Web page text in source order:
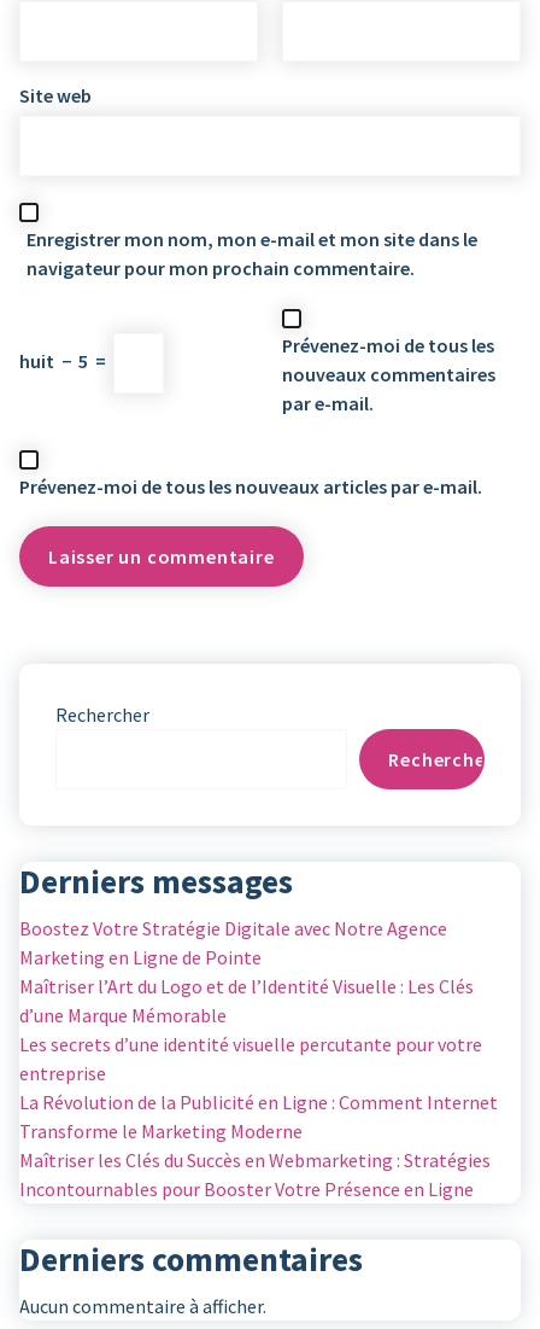
Site web
Enregistrer mon nom, mon e-mail et mon site dans le
navigateur pour mon prochain commentaire.
huit − 5 =
Prévenez-moi de tous les
nouveaux commentaires
par e-mail.
Prévenez-moi de tous les nouveaux articles par e-mail.
Rechercher
Rechercher
Derniers messages
Boostez Votre Stratégie Digitale avec Notre Agence
Marketing en Ligne de Pointe
Maîtriser l’Art du Logo et de l’Identité Visuelle : Les Clés
d’une Marque Mémorable
Les secrets d’une identité visuelle percutante pour votre
entreprise
La Révolution de la Publicité en Ligne : Comment Internet
Transforme le Marketing Moderne
Maîtriser les Clés du Succès en Webmarketing : Stratégies
Incontournables pour Booster Votre Présence en Ligne
Derniers commentaires
Aucun commentaire à afficher.